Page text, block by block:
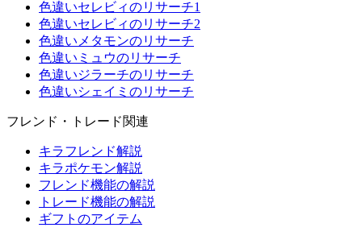
色違いセレビィのリサーチ1
色違いセレビィのリサーチ2
色違いメタモンのリサーチ
色違いミュウのリサーチ
色違いジラーチのリサーチ
色違いシェイミのリサーチ
フレンド・トレード関連
キラフレンド解説
キラポケモン解説
フレンド機能の解説
トレード機能の解説
ギフトのアイテム